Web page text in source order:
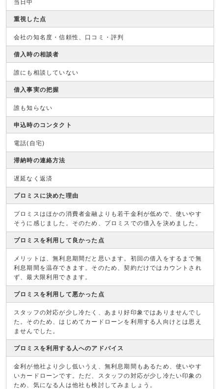
当日中
重視した点
会社の知名度・信頼性、口コミ・評判
借入時の相談者
誰にも相談していない
借入事実の把握
誰も知らない
申込時のコンタクト
電話(自宅)
滞納時の連絡方法
遅延なく返済
プロミスに決めた理由
プロミスはほかの消費者金融よりも若干金利が低めで、使いやす
そうに感じました。そのため、プロミスでの借入を決めました。
プロミスを利用して良かった点
メリットは、無利息期間だと思います。初回の借入をするまで無
利息期間を温存できます。そのため、契約だけではカウントされ
ず、最大限利用できます。
プロミスを利用して悪かった点
スタッフの対応が少し冷たく、あまり好印象ではありませんでし
た。そのため、はじめてカードローンを利用する人向けとは思え
ませんでした。
プロミスを利用する人へのアドバイス
金利が他社より少し低いうえ、無利息期間もあるため、使いやす
いカードローンです。ただ、スタッフの対応が少し冷たい印象の
ため、気になる人は他社も検討してみましょう。